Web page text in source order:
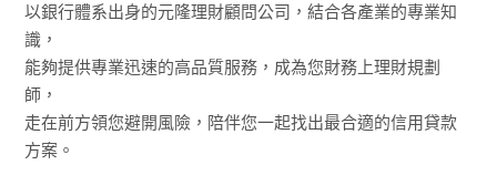
以銀行體系出身的元隆理財顧問公司，結合各產業的專業知
識，
能夠提供專業迅速的高品質服務，成為您財務上理財規劃
師，
走在前方領您避開風險，陪伴您一起找出最合適的信用貸款
方案。